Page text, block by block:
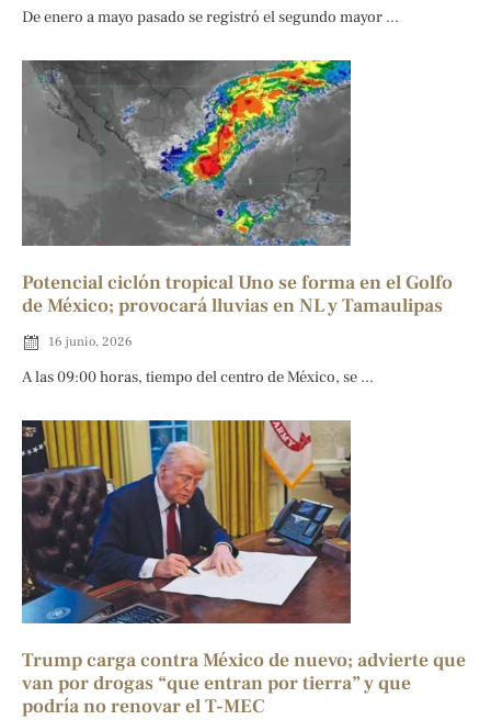
De enero a mayo pasado se registró el segundo mayor ...
Potencial ciclón tropical Uno se forma en el Golfo
de México; provocará lluvias en NL y Tamaulipas
16 junio, 2026
A las 09:00 horas, tiempo del centro de México, se ...
Trump carga contra México de nuevo; advierte que
van por drogas “que entran por tierra” y que
podría no renovar el T-MEC